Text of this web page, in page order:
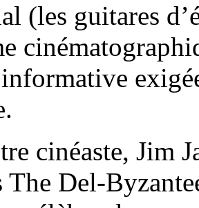
(les guitares
cinéaste, Jim
The Del-